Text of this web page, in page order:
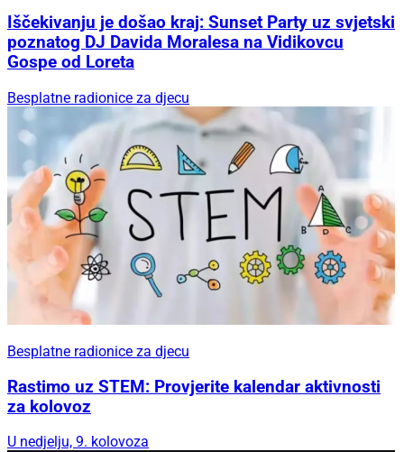
Iščekivanju je došao kraj: Sunset Party uz svjetski
poznatog DJ Davida Moralesa na Vidikovcu
Gospe od Loreta
Besplatne radionice za djecu
Besplatne radionice za djecu
Rastimo uz STEM: Provjerite kalendar aktivnosti
za kolovoz
U nedjelju, 9. kolovoza